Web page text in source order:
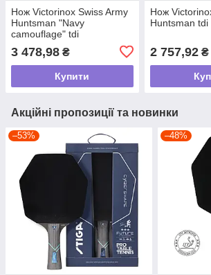
Нож Victorinox Swiss Army
Huntsman "Navy
camouflage" tdi
3 478,98 ₴
Купити
Нож
Huntsman tdi
2 757,92₴
Акційні пропозиції та новинки
–53% –48%